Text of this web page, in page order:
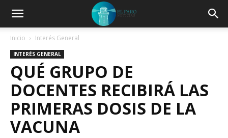
Inicio Interés General
INTERÉS GENERAL
QUÉ GRUPO DE
DOCENTES RECIBIRÁ LAS
PRIMERAS DOSIS DE LA
VACUNA